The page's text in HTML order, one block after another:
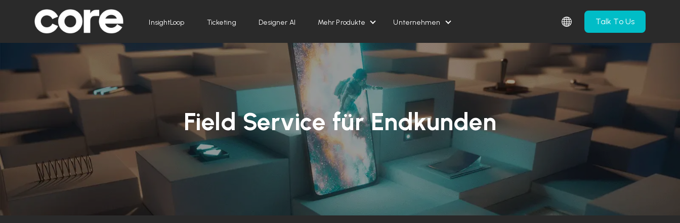
InsightLoop Ticketing Designer AI Mehr Produkte Show submenu for Mehr Produkte
Unternehmen Show submenu for Unternehmen
Talk To Us
Field Service für Endkunden